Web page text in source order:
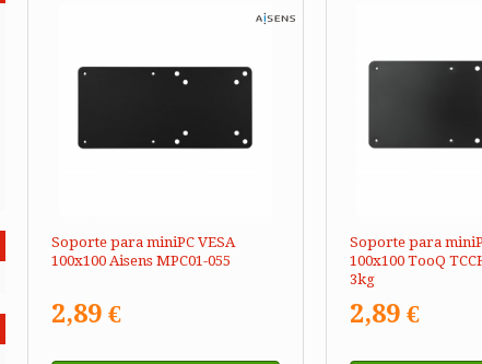
Soporte para miniPC VESA
100x100 Aisens MPC01-055
2,89 €
Soporte para
100x100 TooQ
3kg
2,89 €